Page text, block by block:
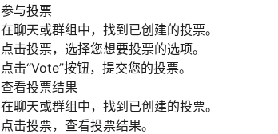
参与投票
在聊天或群组中，找到已创建的投票。
点击投票，选择您想要投票的选项。
点击“Vote”按钮，提交您的投票。
查看投票结果
在聊天或群组中，找到已创建的投票。
点击投票，查看投票结果。